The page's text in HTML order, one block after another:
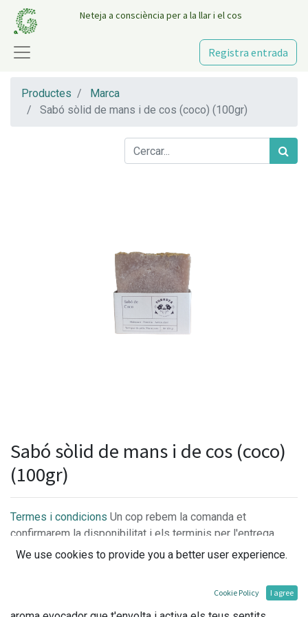
Neteja a consciència per a la llar i el cos
Registra entrada
Productes
Marca
Sabó sòlid de mans i de cos (coco) (100gr)
Sabó sòlid de mans i de cos (coco)
(100gr)
Termes i condicions Un cop rebem la comanda et
confirmarem la disponibilitat i els terminis per l'entrega.
Aquest sabó artesanal elaborat amb oli de Coco i amb una
We use cookies to provide you a better user experience.
Cookie Policy I agree